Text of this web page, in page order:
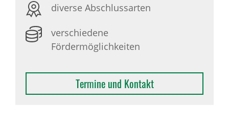
diverse Abschlussarten
verschiedene
Fördermöglichkeiten
Termine und Kontakt